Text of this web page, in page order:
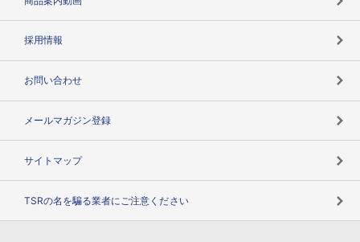
採用情報
お問い合わせ
メールマガジン登録
サイトマップ
TSRの名を騙る業者にご注意ください